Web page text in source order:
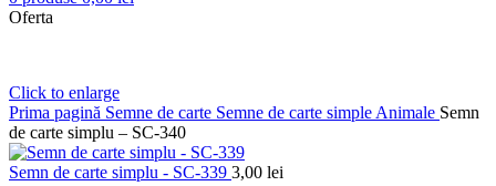
Oferta
Click to enlarge
Prima pagină Semne de carte Semne de carte simple Animale Semn
de carte simplu – SC-340
Semn de carte simplu - SC-339 3,00 lei